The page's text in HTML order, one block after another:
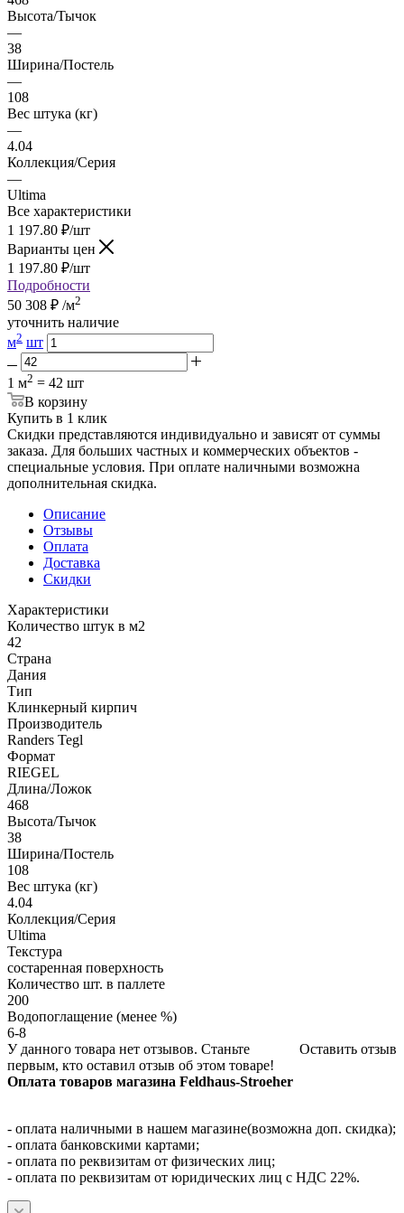
Высота/Тычок
—
38
Ширина/Постель
—
108
Вес штука (кг)
—
4.04
Коллекция/Серия
—
Ultima
Все характеристики
1 197.80 ₽/шт
Варианты цен
1 197.80 ₽/шт
Подробности
50 308 ₽ /м2
уточнить наличие
м2 шт
1 м2 = 42 шт
В корзину
Купить в 1 клик
Скидки представляются индивидуально и зависят от суммы
заказа. Для больших частных и коммерческих объектов -
специальные условия. При оплате наличными возможна
дополнительная скидка.
Описание
Отзывы
Оплата
Доставка
Скидки
Характеристики
Количество штук в м2
42
Страна
Дания
Тип
Клинкерный кирпич
Производитель
Randers Tegl
Формат
RIEGEL
Длина/Ложок
468
Высота/Тычок
38
Ширина/Постель
108
Вес штука (кг)
4.04
Коллекция/Серия
Ultima
Текстура
состаренная поверхность
Количество шт. в паллете
200
Водопоглащение (менее %)
6-8
Оставить отзыв
У данного товара нет отзывов. Станьте
первым, кто оставил отзыв об этом товаре!
Оплата товаров магазина Feldhaus-Stroeher
- оплата наличными в нашем магазине(возможна доп. скидка);
- оплата банковскими картами;
- оплата по реквизитам от физических лиц;
- оплата по реквизитам от юридических лиц с НДС 22%.